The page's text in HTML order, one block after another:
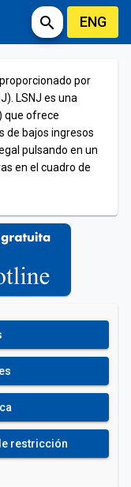
search ENG
por
LSNJ es una
que ofrece
de bajos ingresos
pulsando en un
en el cuadro de
restricción